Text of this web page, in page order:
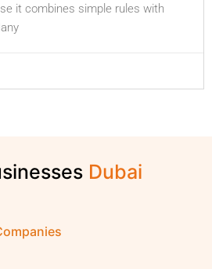
it combines simple rules with